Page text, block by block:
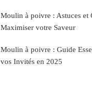
Moulin à poivre : Astuces et
Maximiser votre Saveur
Moulin à poivre : Guide
vos Invités en 2025